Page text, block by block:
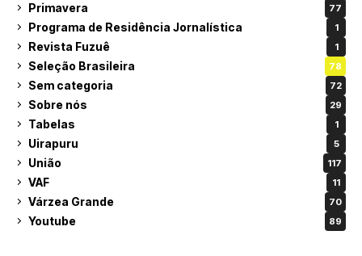
Primavera 77
Programa de Residência Jornalística 1
Revista Fuzuê 1
Seleção Brasileira 78
Sem categoria 72
Sobre nós 29
Tabelas 1
Uirapuru 5
União 117
VAF 11
Várzea Grande 70
Youtube 89